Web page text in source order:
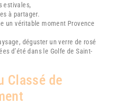
estivales,
à partager.
un véritable moment Provence
déguster un verre de rosé
d’été dans le Golfe de Saint-
Classé de